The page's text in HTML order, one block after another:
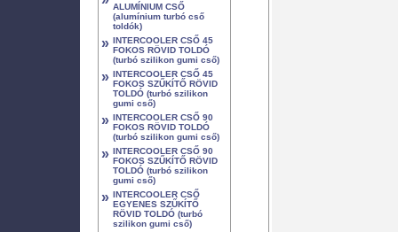
ALUMÍNIUM CSŐ
(alumínium turbó cső
toldók)
» INTERCOOLER CSŐ 45
FOKOS RÖVID TOLDÓ
(turbó szilikon gumi cső)
» INTERCOOLER CSŐ 45
FOKOS SZŰKÍTŐ RÖVID
TOLDÓ (turbó szilikon
gumi cső)
» INTERCOOLER CSŐ 90
FOKOS RÖVID TOLDÓ
(turbó szilikon gumi cső)
» INTERCOOLER CSŐ 90
FOKOS SZŰKÍTŐ RÖVID
TOLDÓ (turbó szilikon
gumi cső)
» INTERCOOLER CSŐ
EGYENES SZŰKÍTŐ
RÖVID TOLDÓ (turbó
szilikon gumi cső)